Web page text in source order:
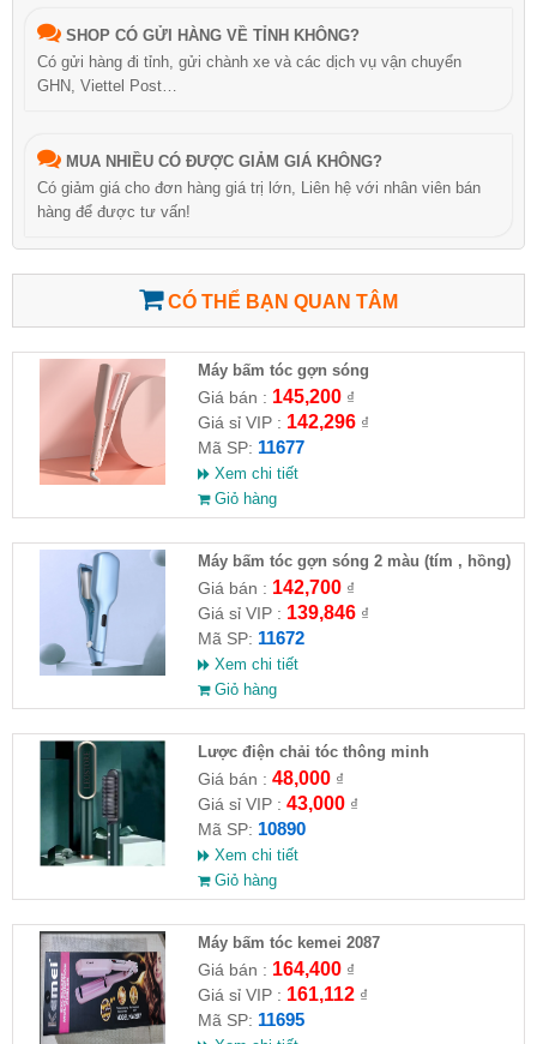
SHOP CÓ GỬI HÀNG VỀ TỈNH KHÔNG?
Có gửi hàng đi tỉnh, gửi chành xe và các dịch vụ vận chuyển
GHN, Viettel Post…
MUA NHIỀU CÓ ĐƯỢC GIẢM GIÁ KHÔNG?
Có giảm giá cho đơn hàng giá trị lớn, Liên hệ với nhân viên bán
hàng để được tư vấn!
CÓ THỂ BẠN QUAN TÂM
Máy bấm tóc gợn sóng
Giá bán : 145,200₫
Giá sỉ VIP : 142,296₫
Mã SP: 11677
Xem chi tiết
Giỏ hàng
Máy bấm tóc gợn sóng 2 màu (tím , hồng)
Giá bán : 142,700₫
Giá sỉ VIP : 139,846₫
Mã SP: 11672
Xem chi tiết
Giỏ hàng
Lược điện chải tóc thông minh
Giá bán : 48,000₫
Giá sỉ VIP : 43,000₫
Mã SP: 10890
Xem chi tiết
Giỏ hàng
Máy bấm tóc kemei 2087
Giá bán : 164,400₫
Giá sỉ VIP : 161,112₫
Mã SP: 11695